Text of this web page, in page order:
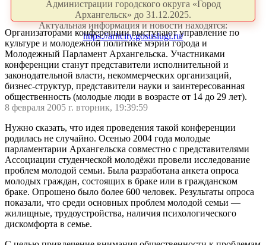
Администрации городского округа «Город
Архангельск» до 31.12.2025.
Актуальная информация и новости находятся:
https://arhcity.gosuslugi.ru/
Организаторами конференции выступают управление по
культуре и молодежной политике мэрии города и
Молодежный Парламент Архангельска. Участниками
конференции станут представители исполнительной и
законодательной власти, некоммерческих организаций,
бизнес-структур, представители науки и заинтересованная
общественность (молодые люди в возрасте от 14 до 29 лет).
8 февраля 2005 г. вторник, 19:39:59
Нужно сказать, что идея проведения такой конференции
родилась не случайно. Осенью 2004 года молодые
парламентарии Архангельска совместно с представителями
Ассоциации студенческой молодёжи провели исследование
проблем молодой семьи. Была разработана анкета опроса
молодых граждан, состоящих в браке или в гражданском
браке. Опрошено было более 600 человек. Результаты опроса
показали, что среди основных проблем молодой семьи —
жилищные, трудоустройства, наличия психологического
дискомфорта в семье.